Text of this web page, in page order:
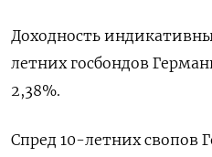
Доходность
летних госбондов
2,38%.
Спред 10-летних свопов